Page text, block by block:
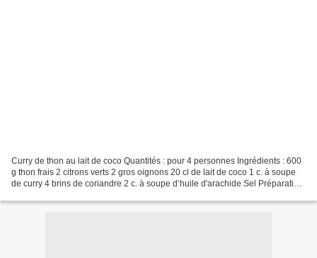
Curry de thon au lait de coco Quantités : pour 4 personnes Ingrédients : 600
g thon frais 2 citrons verts 2 gros oignons 20 cl de lait de coco 1 c. à soupe
de curry 4 brins de coriandre 2 c. à soupe d’huile d'arachide Sel Préparation